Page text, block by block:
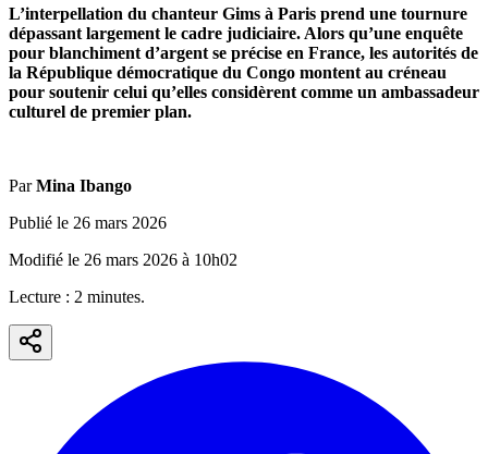
L’interpellation du chanteur Gims à Paris prend une tournure
dépassant largement le cadre judiciaire. Alors qu’une enquête
pour blanchiment d’argent se précise en France, les autorités de
la République démocratique du Congo montent au créneau
pour soutenir celui qu’elles considèrent comme un ambassadeur
culturel de premier plan.
Par Mina Ibango
Publié le 26 mars 2026
Modifié le 26 mars 2026 à 10h02
Lecture : 2 minutes.